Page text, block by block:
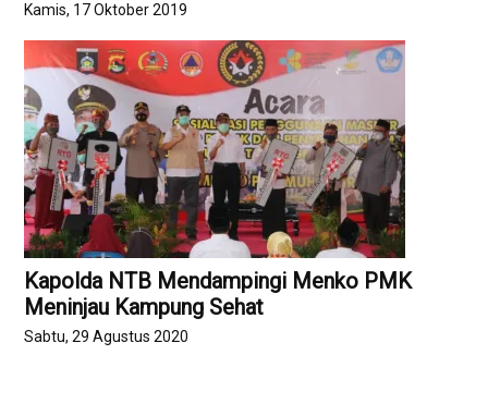
Kamis, 17 Oktober 2019
Kapolda NTB Mendampingi Menko PMK
Meninjau Kampung Sehat
Sabtu, 29 Agustus 2020